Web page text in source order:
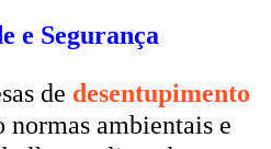
e Segurança
de desentupimento
normas ambientais e